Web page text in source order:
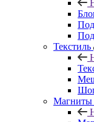
Текстиль
Магниты